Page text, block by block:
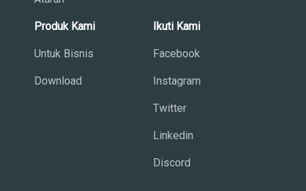
Produk Kami
Untuk Bisnis
Download
Ikuti Kami
Facebook
Instagram
Twitter
Linkedin
Discord